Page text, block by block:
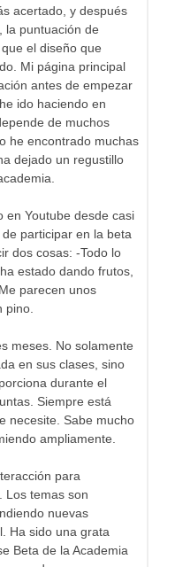
acertado, y después
la puntuación de
el diseño que
Mi página principal
antes de empezar
ido haciendo en
de muchos
he encontrado muchas
dejado un regustillo
en Youtube desde casi
participar en la beta
dos cosas: -Todo lo
estado dando frutos,
parecen unos
pino.
meses. No solamente
en sus clases, sino
durante el
Siempre está
necesite. Sabe mucho
ampliamente.
para
Los temas son
nuevas
Ha sido una grata
Beta de la Academia